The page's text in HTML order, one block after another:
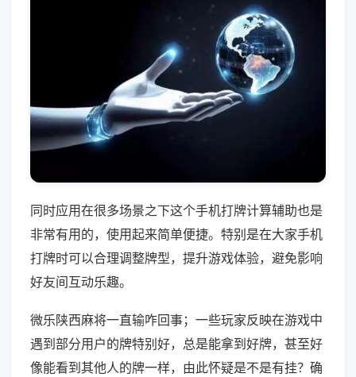
同时应用在很多场景之下这个手机打牌计算辅助也是
非常有用的，使用起来简单便捷。特别是在大家手机
打牌时可以合理调整牌型，提升游戏体验，避免影响
好友间互动乐趣。
微乐陕西麻将一直输咋回事；一些玩家反映在游戏中
遇到部分用户的牌特别好，总是能拿到好牌，甚至好
像能看到其他人的牌一样，由此怀疑是不是有挂？确